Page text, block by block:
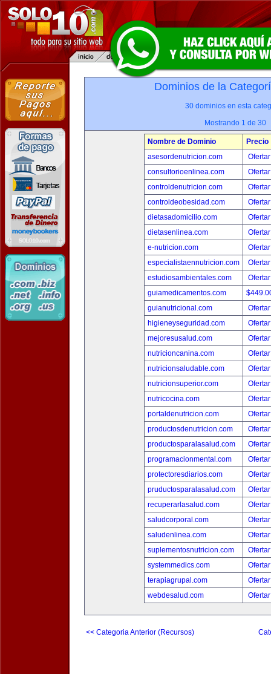
Dominios de la
30 dominios en esta
Mostrando 1 de 30
Nombre de Dominio
Precio
asesordenutricion.com
consultorioenlinea.com
controldenutricion.com
controldeobesidad.com
dietasadomicilio.com
dietasenlinea.com
e-nutricion.com
especialistaennutricion.com
estudiosambientales.com
guiamedicamentos.com
guianutricional.com
higieneyseguridad.com
mejoresusalud.com
nutricioncanina.com
nutricionsaludable.com
nutricionsuperior.com
nutricocina.com
portaldenutricion.com
productosdenutricion.com
productosparalasalud.com
programacionmental.com
protectoresdiarios.com
pruductosparalasalud.com
recuperarlasalud.com
saludcorporal.com
saludenlinea.com
suplementosnutricion.com
systemmedics.com
terapiagrupal.com
webdesalud.com
<< Categoria Anterior (Recursos)